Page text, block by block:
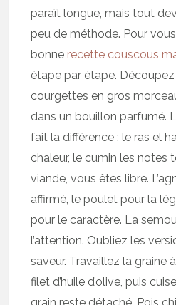
paraît longue, mais tout
peu de méthode. Pour
bonne recette couscous
étape par étape.
courgettes en gros
dans un bouillon parfumé.
fait la différence : le ras el
chaleur, le cumin les notes
viande, vous êtes libre.
affirmé, le poulet pour la
pour le caractère. La
l’attention. Oubliez les
saveur. Travaillez la graine
filet d’huile d’olive, puis